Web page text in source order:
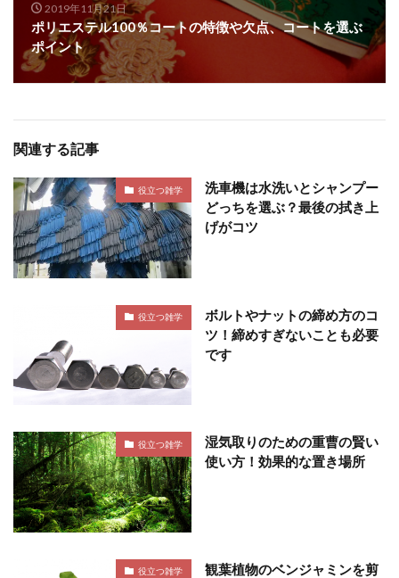
2019年11月21日
ポリエステル100％コートの特徴や欠点、コートを選ぶ
ポイント
関連する記事
役立つ雑学
洗車機は水洗いとシャンプー
どっちを選ぶ？最後の拭き上
げがコツ
役立つ雑学
ボルトやナットの締め方のコ
ツ！締めすぎないことも必要
です
役立つ雑学
湿気取りのための重曹の賢い
使い方！効果的な置き場所
役立つ雑学
観葉植物のベンジャミンを剪